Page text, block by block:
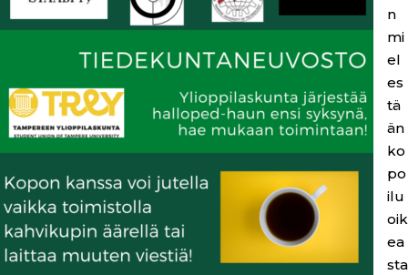
n
mi
el
es
tä
än
ko
po
ilu
oik
ea
sta